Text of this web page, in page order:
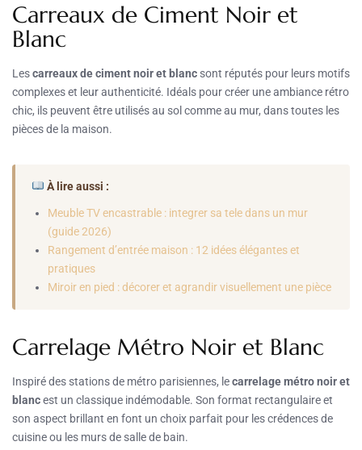
Carreaux de Ciment Noir et
Blanc
Lescarreaux de ciment noir et blanc sont réputés pour leurs motifs
complexes et leur authenticité. Idéals pour créer une ambiance rétro
chic, ils peuvent être utilisés au sol comme au mur, dans toutes les
pièces de la maison.
À lire aussi :
Meuble TV encastrable : integrer sa tele dans un mur
(guide 2026)
Rangement d’entrée maison : 12 idées élégantes et
pratiques
Miroir en pied : décorer et agrandir visuellement une pièce
Carrelage Métro Noir et Blanc
Inspiré des stations de métro parisiennes, lecarrelage métro noir et
blancest un classique indémodable. Son format rectangulaire et
son aspect brillant en font un choix parfait pour les crédences de
cuisine ou les murs de salle de bain.